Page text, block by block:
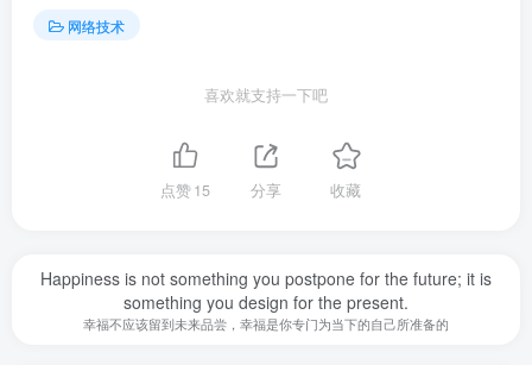
网络技术
喜欢就支持一下吧
点赞15 分享 收藏
Happiness is not something you postpone for the future; it is
something you design for the present.
幸福不应该留到未来品尝，幸福是你专门为当下的自己所准备的